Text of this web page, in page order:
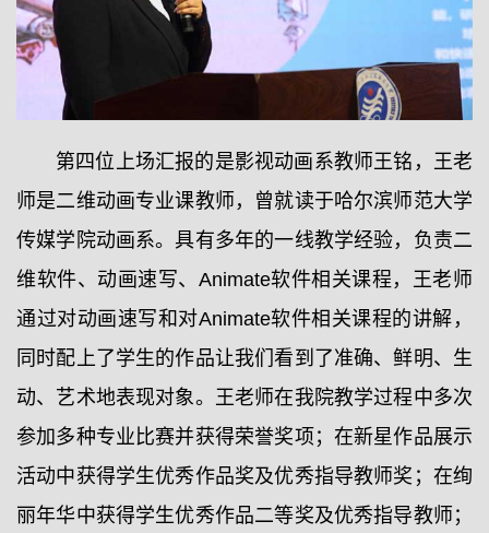
第四位上场汇报的是影视动画系教师王铭，王老
师是二维动画专业课教师，曾就读于哈尔滨师范大学
传媒学院动画系。具有多年的一线教学经验，负责二
维软件、动画速写、Animate软件相关课程，王老师
通过对动画速写和对Animate软件相关课程的讲解，
同时配上了学生的作品让我们看到了准确、鲜明、生
动、艺术地表现对象。王老师在我院教学过程中多次
参加多种专业比赛并获得荣誉奖项；在新星作品展示
活动中获得学生优秀作品奖及优秀指导教师奖；在绚
丽年华中获得学生优秀作品二等奖及优秀指导教师；